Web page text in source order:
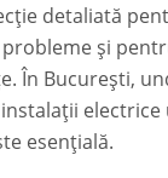
detaliată
și
În București,
electrice
esențială.